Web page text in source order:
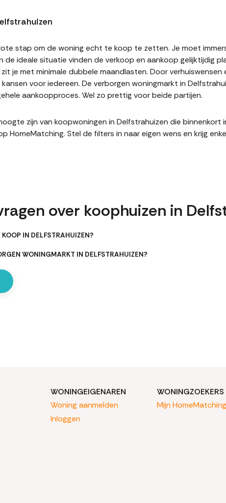
stap om de woning echt te koop te zetten. Je moet
de ideale situatie vinden de verkoop en aankoop gelijktijdig
je met minimale dubbele maandlasten. Door
voor iedereen. De verborgen woningmarkt in
aankoopproces. Wel zo prettig voor beide partijen.
zijn van koopwoningen in Delfstrahuizen die binnenkort
HomeMatching. Stel de filters in naar eigen wens en krijg
over koophuizen in
IN DELFSTRAHUIZEN?
WONINGMARKT IN DELFSTRAHUIZEN?
WONINGEIGENAREN
Woning aanmelden
Inloggen
WONINGZOEKERS
Mijn HomeMatching